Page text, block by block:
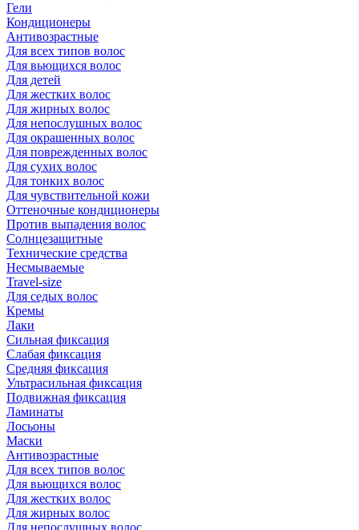
Гели
Кондиционеры
Антивозрастные
Для всех типов волос
Для вьющихся волос
Для детей
Для жестких волос
Для жирных волос
Для непослушных волос
Для окрашенных волос
Для поврежденных волос
Для сухих волос
Для тонких волос
Для чувствительной кожи
Оттеночные кондиционеры
Против выпадения волос
Солнцезащитные
Технические средства
Несмываемые
Travel-size
Для седых волос
Кремы
Лаки
Сильная фиксация
Слабая фиксация
Средняя фиксация
Ультрасильная фиксация
Подвижная фиксация
Ламинаты
Лосьоны
Маски
Антивозрастные
Для всех типов волос
Для вьющихся волос
Для жестких волос
Для жирных волос
Для непослушных волос